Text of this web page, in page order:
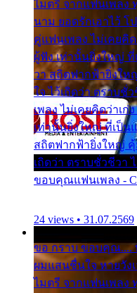
ไมตรี จากแฟนเพล
นาม ยอดรักเอาไว้ โ
คู่แฟนเพลง ไม่เคยคิ
ผู้ฟัง เท่านั้นยิ่งใหญ่ ที่
วา สถิตฟากฟ้ายิ่งให
ใจ ไว้เถิดว่า ตราบ
เพลง ไม่เคยคิดว่าเ
เท่านั้นยิ่งใหญ่ ที่เป็น
สถิตฟากฟ้ายิ่งใหญ่ คุ้
เถิดว่า ตราบชั่วชีวา
ขอบคุณแฟนเพลง -
24 views • 31.07.2569
ขอ กราบ ขอบคุณ....
ผมแสนชื่นใจ หายวัง
ไมตรี จากแฟนเพล